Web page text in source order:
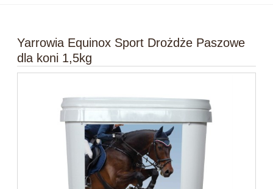
Yarrowia Equinox Sport Drożdże Paszowe
dla koni 1,5kg